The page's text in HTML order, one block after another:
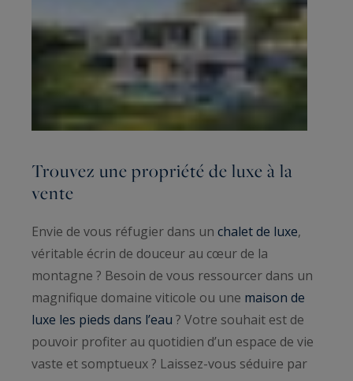
Trouvez une propriété de luxe à la
vente
Envie de vous réfugier dans un chalet de luxe,
véritable écrin de douceur au cœur de la
montagne ? Besoin de vous ressourcer dans un
magnifique domaine viticole ou une maison de
luxe les pieds dans l’eau ? Votre souhait est de
pouvoir profiter au quotidien d’un espace de vie
vaste et somptueux ? Laissez-vous séduire par